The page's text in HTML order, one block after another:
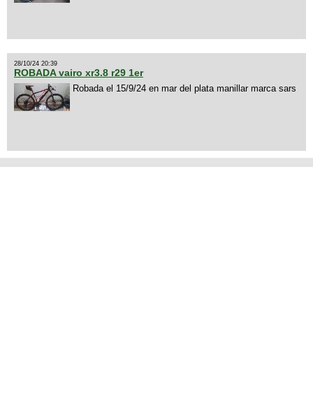
28/10/24 20:39
ROBADA vairo xr3.8 r29 1er
Robada el 15/9/24 en mar del plata manillar marca sars